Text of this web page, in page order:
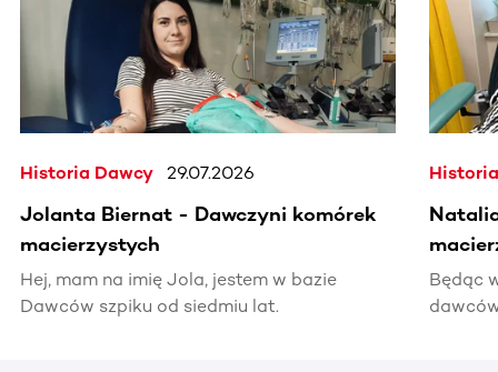
Historia Dawcy 29.07.2026
Jolanta Biernat - Dawczyni komórek
macierzystych
Hej, mam na imię Jola, jestem w bazie
Dawców szpiku od siedmiu lat.
Będąc